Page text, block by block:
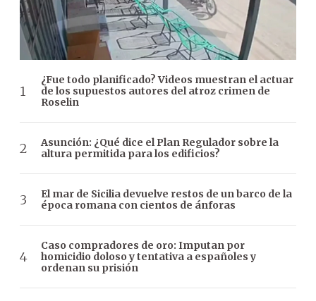
¿Fue todo planificado? Videos muestran el actuar
de los supuestos autores del atroz crimen de
Roselin
Asunción: ¿Qué dice el Plan Regulador sobre la
altura permitida para los edificios?
El mar de Sicilia devuelve restos de un barco de la
época romana con cientos de ánforas
Caso compradores de oro: Imputan por
homicidio doloso y tentativa a españoles y
ordenan su prisión